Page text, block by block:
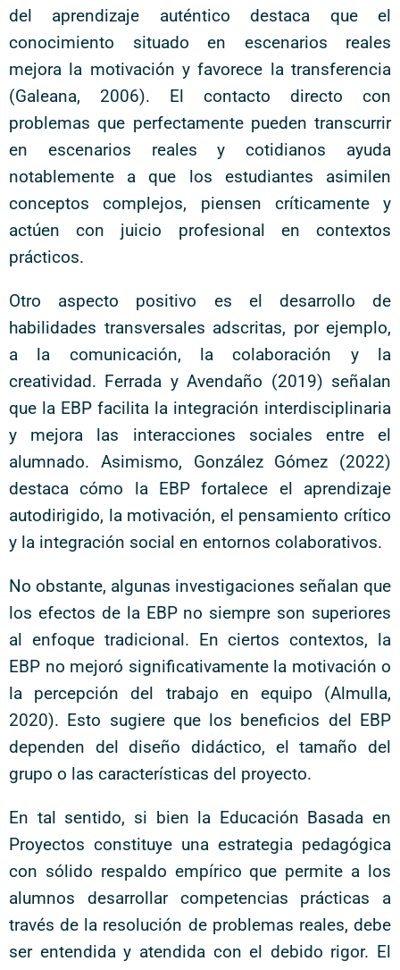
del aprendizaje auténtico destaca que el
conocimiento situado en escenarios reales
mejora la motivación y favorece la transferencia
(Galeana, 2006). El contacto directo con
problemas que perfectamente pueden transcurrir
en escenarios reales y cotidianos ayuda
notablemente a que los estudiantes asimilen
conceptos complejos, piensen críticamente y
actúen con juicio profesional en contextos
prácticos.
Otro aspecto positivo es el desarrollo de
habilidades transversales adscritas, por ejemplo,
a la comunicación, la colaboración y la
creatividad. Ferrada y Avendaño (2019) señalan
que la EBP facilita la integración interdisciplinaria
y mejora las interacciones sociales entre el
alumnado. Asimismo, González Gómez (2022)
destaca cómo la EBP fortalece el aprendizaje
autodirigido, la motivación, el pensamiento crítico
y la integración social en entornos colaborativos.
No obstante, algunas investigaciones señalan que
los efectos de la EBP no siempre son superiores
al enfoque tradicional. En ciertos contextos, la
EBP no mejoró significativamente la motivación o
la percepción del trabajo en equipo (Almulla,
2020). Esto sugiere que los beneficios del EBP
dependen del diseño didáctico, el tamaño del
grupo o las características del proyecto.
En tal sentido, si bien la Educación Basada en
Proyectos constituye una estrategia pedagógica
con sólido respaldo empírico que permite a los
alumnos desarrollar competencias prácticas a
través de la resolución de problemas reales, debe
ser entendida y atendida con el debido rigor. El